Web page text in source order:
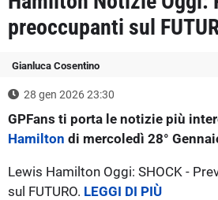
preoccupanti sul
Gianluca Cosentino
28 gen 2026 23:30
GPFans ti porta le notizie più
Hamilton di mercoledì 28°
Lewis Hamilton Oggi: SHOCK -
sul FUTURO. LEGGI DI PIÙ